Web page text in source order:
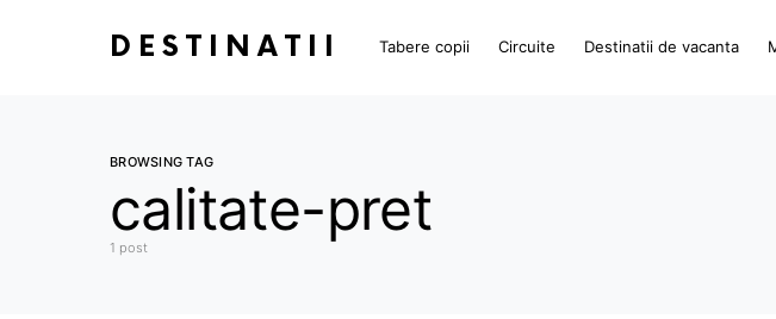
DESTINATII Tabere copii Circuite Destinatii de vacanta
BROWSING TAG
calitate-pret
1 post